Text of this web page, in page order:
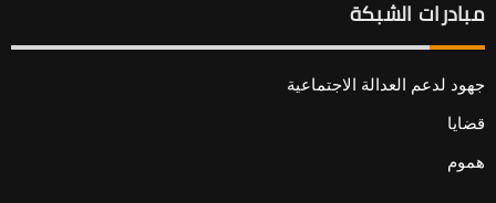
مبادرات الشبكة
جهود لدعم العدالة الاجتماعية
قضايا
هموم